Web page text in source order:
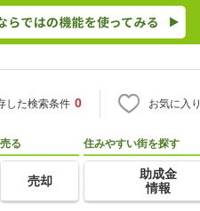
した検索条件 0 お気に入り
売る
売却
住みやすい街を探す
助成金
情報